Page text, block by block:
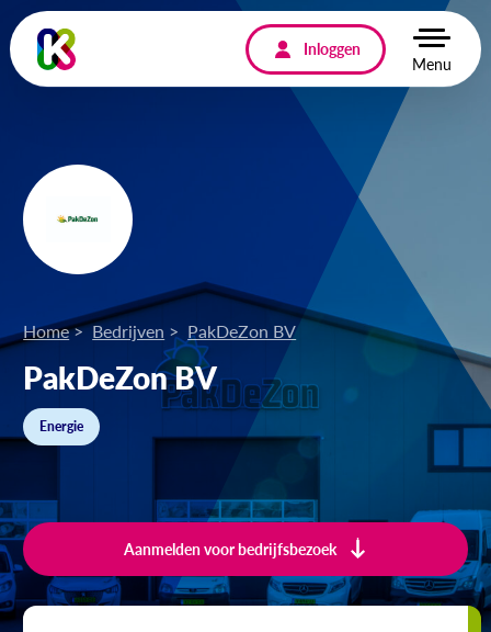
Inloggen
Menu
Home Bedrijven PakDeZon BV
PakDeZon BV
Energie
Aanmelden voor bedrijfsbezoek